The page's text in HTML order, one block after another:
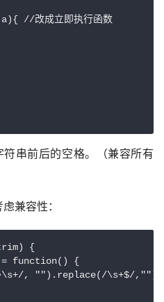
//改成立即执行函数
串前后的空格。（兼容所有
兼容性：
{
= function() {
, "").replace(/\s+$/,"");